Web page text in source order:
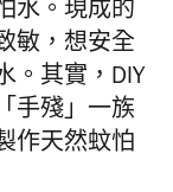
水。現成的
敏，想安全
。其實，DIY
手殘」一族
作天然蚊怕